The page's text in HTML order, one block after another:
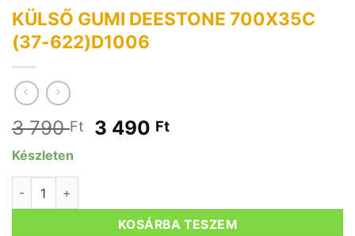
KÜLSŐ GUMI DEESTONE 700X35C
(37-622)D1006
3 790Ft
Original
790 Ft.
3 490 FtCurrent
490 Ft.
Készleten
KOSÁRBA TESZEM